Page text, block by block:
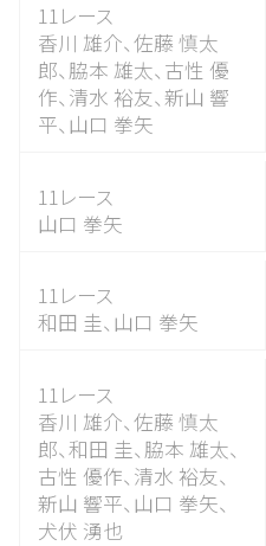
11レース
香川 雄介、佐藤 慎太
郎、 脇本 雄太、 古性 優
作、 清水 裕友、新山 響
平、 山口 拳矢
11レース
山口 拳矢
11レース
和田 圭、 山口 拳矢
11レース
香川 雄介、佐藤 慎太
郎、和田 圭、 脇本 雄太、
古性 優作、 清水 裕友、
新山 響平、 山口 拳矢、
犬伏 湧也